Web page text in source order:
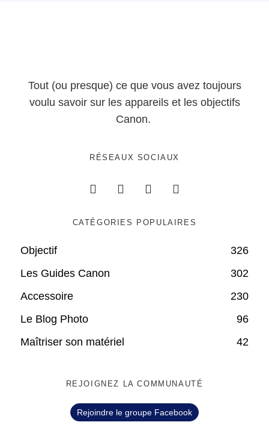
Tout (ou presque) ce que vous avez toujours
voulu savoir sur les appareils et les objectifs
Canon.
RÉSEAUX SOCIAUX
CATÉGORIES POPULAIRES
Objectif
326
Les Guides Canon
302
Accessoire
230
Le Blog Photo
96
Maîtriser son matériel
42
REJOIGNEZ LA COMMUNAUTÉ
Rejoindre le groupe Facebook